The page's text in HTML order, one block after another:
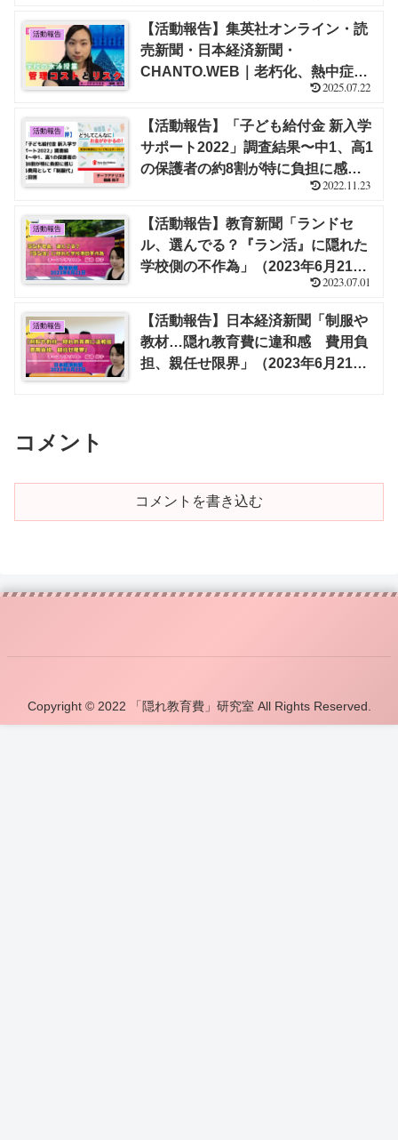
活動報告
【活動報告】集英社オンライン・読
売新聞・日本経済新聞・
CHANTO.WEB｜老朽化、熱中症、
教員の負担増…相次ぐプール授業の
学校の水泳授業の今後とは 他【福嶋
尚子】
2025.07.22
活動報告
【活動報告】「子ども給付金 新入学
サポート2022」調査結果〜中1、高1
の保護者の約8割が特に負担に感じ
る費用として「制服代」と回答｜セ
ーブ・ザ・チルドレンにて論評を行
いました！（2022年11月18日）｜福
嶋 尚子
2022.11.23
活動報告
【活動報告】教育新聞「ランドセ
ル、選んでる？『ラン活』に隠れた
学校側の不作為」（2023年6月21
日）｜福嶋 尚子（インタビュー記
2023.07.01
活動報告
【活動報告】日本経済新聞「制服や
教材…隠れ教育費に違和感 費用負
担、親任せ限界」（2023年6月21
コメント
コメントを書き込む
Copyright © 2022 「隠れ教育費」研究室 All Rights Reserved.